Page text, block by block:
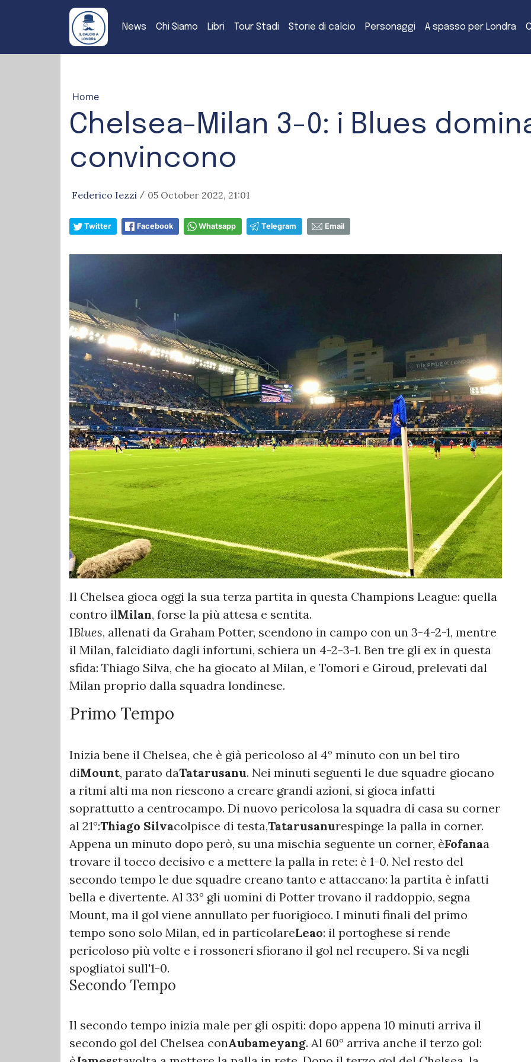
News Chi Siamo Libri Tour Stadi Storie di calcio Personaggi A spasso per Londra
Home
Chelsea-Milan 3-0: i Blues
convincono
Federico Iezzi / 05 October 2022, 21:01
Twitter Facebook Whatsapp Telegram Email
Il Chelsea gioca oggi la sua terza partita in questa Champions League: quella
contro ilMilan, forse la più attesa e sentita.
IBlues, allenati da Graham Potter, scendono in campo con un 3-4-2-1, mentre
il Milan, falcidiato dagli infortuni, schiera un 4-2-3-1. Ben tre gli ex in questa
sfida: Thiago Silva, che ha giocato al Milan, e Tomori e Giroud, prelevati dal
Milan proprio dalla squadra londinese.
Primo Tempo
Inizia bene il Chelsea, che è già pericoloso al 4° minuto con un bel tiro
diMount, parato daTatarusanu. Nei minuti seguenti le due squadre giocano
a ritmi alti ma non riescono a creare grandi azioni, si gioca infatti
soprattutto a centrocampo. Di nuovo pericolosa la squadra di casa su corner
al 21°:Thiago Silvacolpisce di testa,Tatarusanurespinge la palla in corner.
Appena un minuto dopo però, su una mischia seguente un corner, èFofanaa
trovare il tocco decisivo e a mettere la palla in rete: è 1-0. Nel resto del
secondo tempo le due squadre creano tanto e attaccano: la partita è infatti
bella e divertente. Al 33° gli uomini di Potter trovano il raddoppio, segna
Mount, ma il gol viene annullato per fuorigioco. I minuti finali del primo
tempo sono solo Milan, ed in particolareLeao: il portoghese si rende
pericoloso più volte e i rossoneri sfiorano il gol nel recupero. Si va negli
spogliatoi sull'1-0.
Secondo Tempo
Il secondo tempo inizia male per gli ospiti: dopo appena 10 minuti arriva il
secondo gol del Chelsea conAubameyang. Al 60° arriva anche il terzo gol: